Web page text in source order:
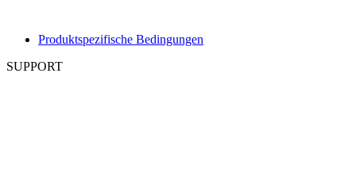
Produktspezifische Bedingungen
SUPPORT